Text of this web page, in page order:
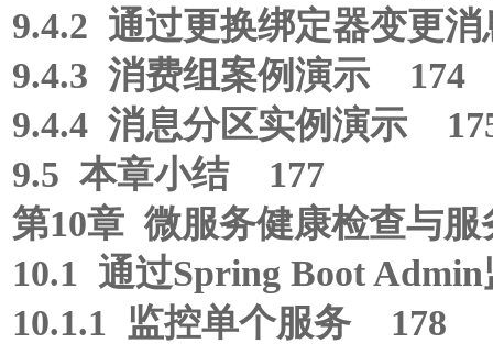
9.4.2 通过更换绑定器变更
9.4.3 消费组案例演示 174
9.4.4 消息分区实例演示
9.5 本章小结 177
第10章 微服务健康检查与
10.1 通过Spring Boot
10.1.1 监控单个服务 178